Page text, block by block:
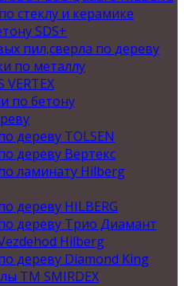
стеклу и керамике
SDS+
пил,сверла по дереву
по металлу
VERTEX
по бетону
дереву TOLSEN
дереву Вертекс
ламинату Hilberg
дереву HILBERG
дереву Трио Диамант
Hilberg
дереву Diamond King
ТМ SMIRDEX